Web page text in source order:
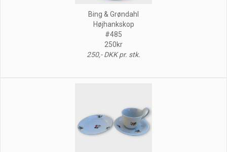
Bing & Grøndahl
Højhankskop
#485
250kr
250,- DKK pr. stk.